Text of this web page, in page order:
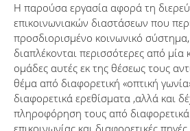
Η παρούσα εργασία αφορά τη
επικοινωνιακών διαστάσεων που
προσδιορισμένο κοινωνικό
διαπλέκονται περισσότερες από μία
ομάδες αυτές εκ της θέσεως τους
θέμα από διαφορετική «οπτική
διαφορετικά ερεθίσματα ,αλλά και
πληροφόρηση τους από